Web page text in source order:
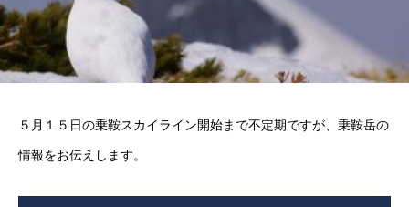
５月１５日の乗鞍スカイライン開始まで不定期ですが、乗鞍岳の
情報をお伝えします。